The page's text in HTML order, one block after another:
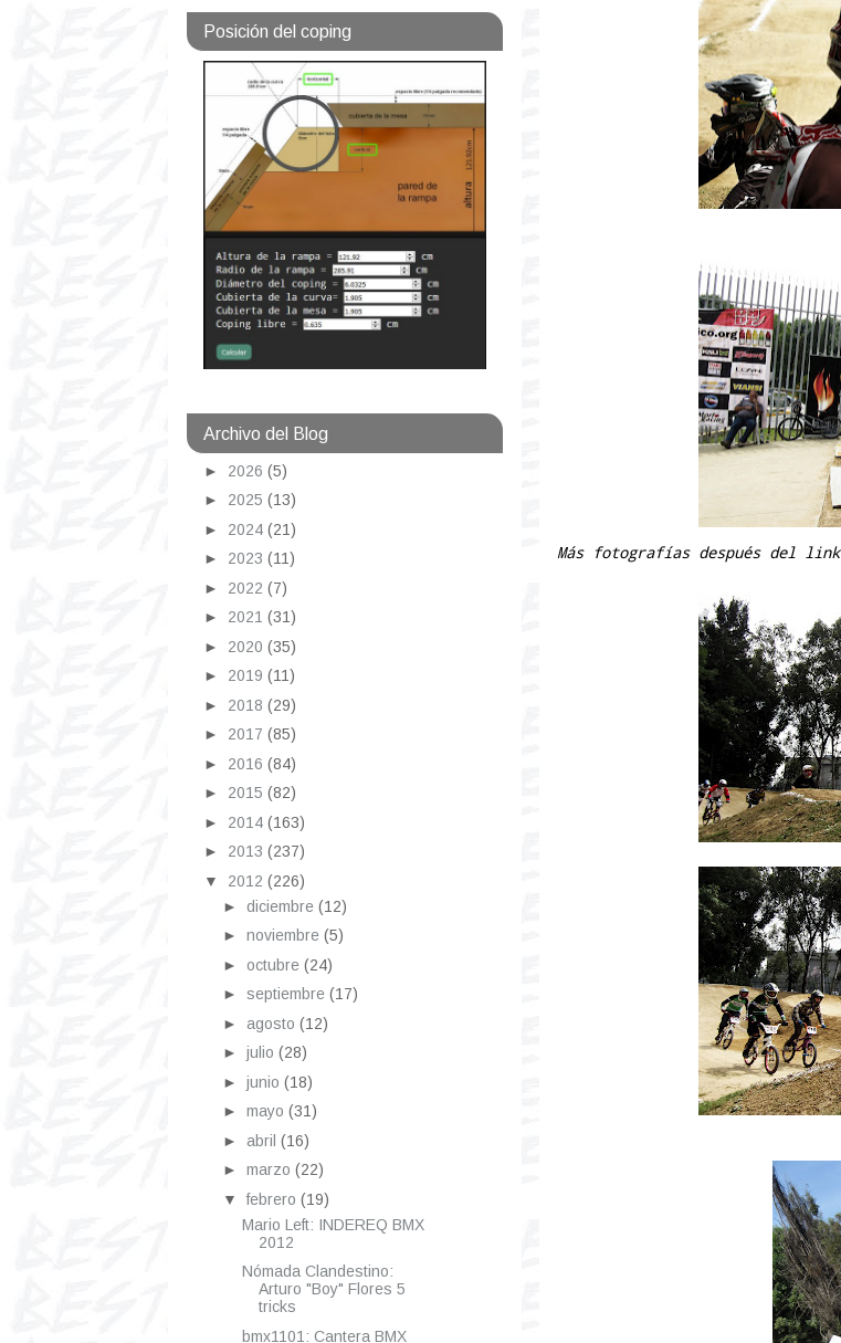
Más fotografías después del link
Posición del coping
Archivo del Blog
► 2026 (5)
► 2025 (13)
► 2024 (21)
► 2023 (11)
► 2022 (7)
► 2021 (31)
► 2020 (35)
► 2019 (11)
► 2018 (29)
► 2017 (85)
► 2016 (84)
► 2015 (82)
► 2014 (163)
► 2013 (237)
▼ 2012 (226)
► diciembre (12)
► noviembre (5)
► octubre (24)
► septiembre (17)
► agosto (12)
► julio (28)
► junio (18)
► mayo (31)
► abril (16)
► marzo (22)
▼febrero (19)
Mario Left: INDEREQ BMX
2012
Nómada Clandestino:
Arturo "Boy" Flores 5
tricks
bmx1101: Cantera BMX